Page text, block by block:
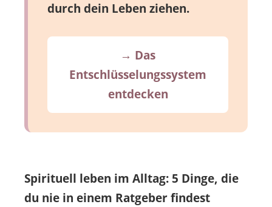
durch dein Leben ziehen.
→ Das
Entschlüsselungssystem
entdecken
Spirituell leben im Alltag: 5 Dinge, die
du nie in einem Ratgeber findest